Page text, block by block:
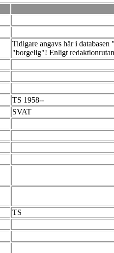
Tidigare angavs här i
"borgelig"! Enligt
TS 1958--
SVAT
TS